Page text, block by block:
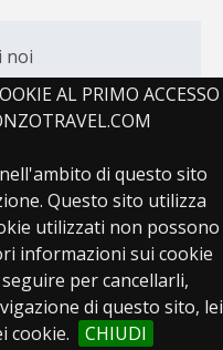
AL PRIMO ACCESSO
di questo sito
Questo sito utilizza
utilizzati non possono
informazioni sui cookie
per cancellarli,
di questo sito, lei
cookie.
CHIUDI
noi